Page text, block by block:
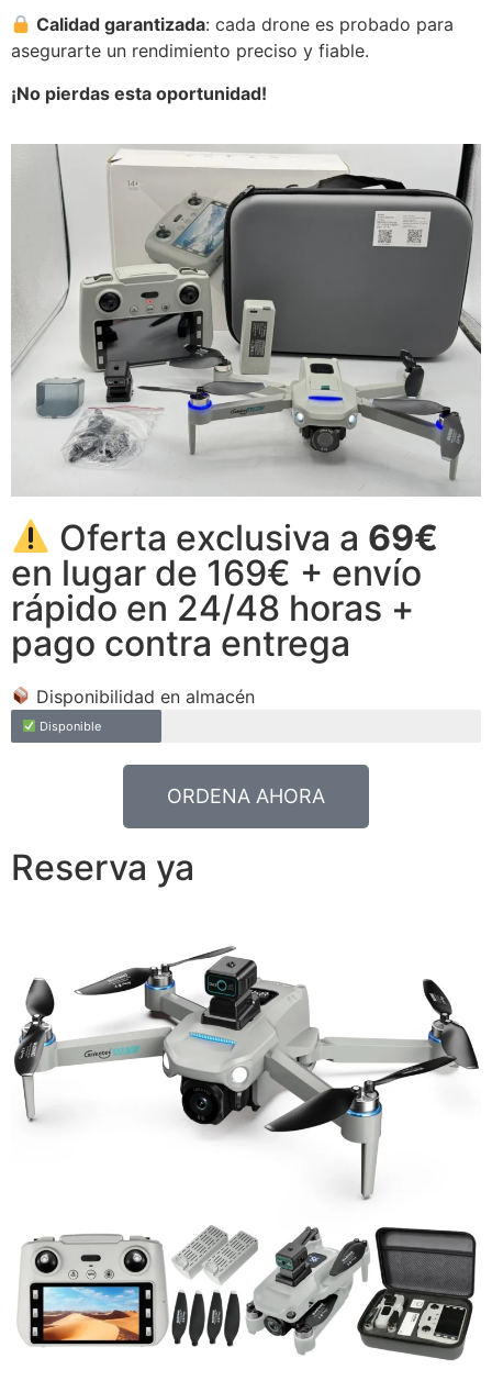
Calidad garantizada: cada drone es probado para
asegurarte un rendimiento preciso y fiable.
¡No pierdas esta oportunidad!
Oferta exclusiva a 69€
en lugar de 169€ + envío
rápido en 24/48 horas +
pago contra entrega
Disponibilidad en almacén
Disponible
ORDENA AHORA
Reserva ya